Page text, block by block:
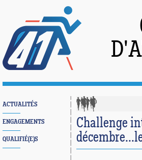
ACTUALITÉS
ENGAGEMENTS
QUALIFIÉ(E)S
Challenge